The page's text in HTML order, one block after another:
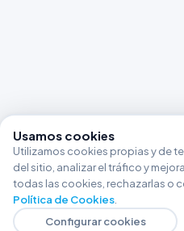
Usamos cookies
Utilizamos cookies propias y de
del sitio, analizar el tráfico y
todas las cookies, rechazarlas o
Política de Cookies
Configurar cookies